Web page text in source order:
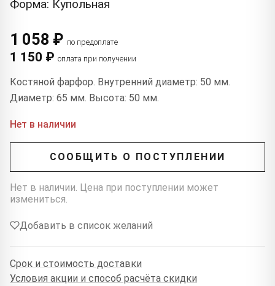
Форма: Купольная
1 058 ₽ по предоплате
1 150 ₽ оплата при получении
Костяной фарфор. Внутренний диаметр: 50 мм.
Диаметр: 65 мм. Высота: 50 мм.
Нет в наличии
СООБЩИТЬ О ПОСТУПЛЕНИИ
Нет в наличии. Цена при поступлении может
измениться.
Добавить в список желаний
Срок и стоимость доставки
Условия акции и способ расчёта скидки